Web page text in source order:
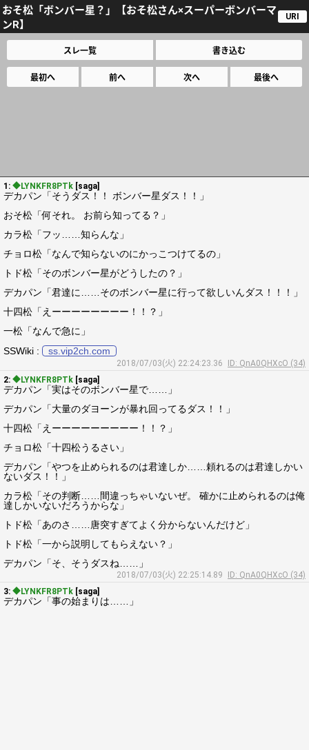
おそ松「ボンバー星？」【おそ松さん×スーパーボンバーマ
ンR】
URI
スレ一覧 書き込む
最初へ 前へ 次へ 最後へ
1: ◆LYNKFR8PTk [saga]
デカパン「そうダス！！ ボンバー星ダス！！」
おそ松「何それ。 お前ら知ってる？」
カラ松「フッ……知らんな」
チョロ松「なんで知らないのにかっこつけてるの」
トド松「そのボンバー星がどうしたの？」
デカパン「君達に……そのボンバー星に行って欲しいんダス！！！」
十四松「えーーーーーーーー！！？」
一松「なんで急に」
SSWiki :
ss.vip2ch.com
2018/07/03(火) 22:24:23.36
ID: QnA0QHXcO (34)
2: ◆LYNKFR8PTk [saga]
デカパン「実はそのボンバー星で……」
デカパン「大量のダヨーンが暴れ回ってるダス！！」
十四松「えーーーーーーーーー！！？」
チョロ松「十四松うるさい」
デカパン「やつを止められるのは君達しか……頼れるのは君達しかい
ないダス！！」
カラ松「その判断……間違っちゃいないぜ。 確かに止められるのは俺
達しかいないだろうからな」
トド松「あのさ……唐突すぎてよく分からないんだけど」
トド松「一から説明してもらえない？」
デカパン「そ、そうダスね……」
2018/07/03(火) 22:25:14.89
ID: QnA0QHXcO (34)
3: ◆LYNKFR8PTk [saga]
デカパン「事の始まりは……」